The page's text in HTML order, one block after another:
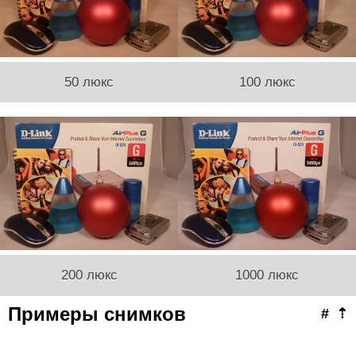
50 люкс 100 люкс
200 люкс 1000 люкс
⇡
#
Примеры снимков